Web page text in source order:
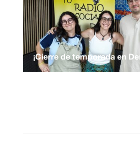
¡Cierre de temporada en